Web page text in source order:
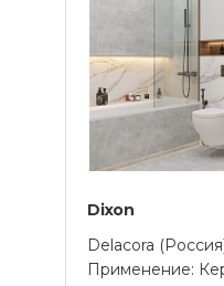
Dixon
Delacora
Применение: